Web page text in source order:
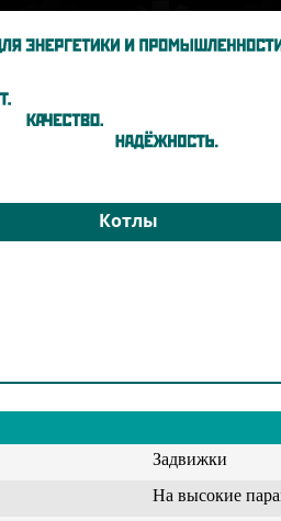
Котлы
Задвижки
На высокие